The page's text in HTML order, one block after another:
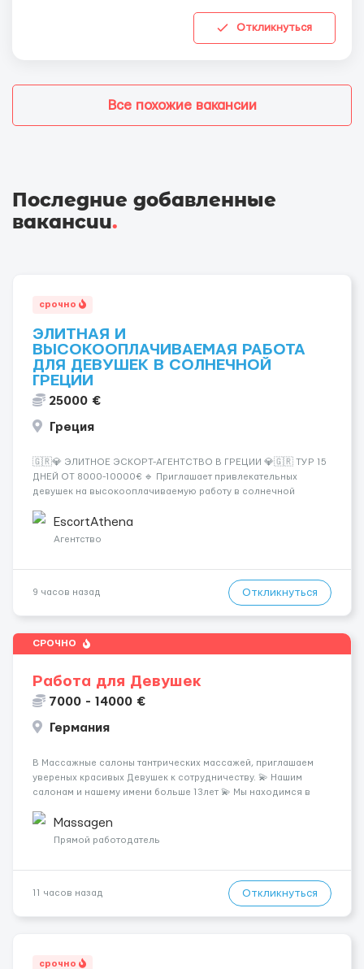
Откликнуться
Все похожие вакансии
Последние добавленные
вакансии.
срочно
ЭЛИТНАЯ И
ВЫСОКООПЛАЧИВАЕМАЯ РАБОТА
ДЛЯ ДЕВУШЕК В СОЛНЕЧНОЙ
ГРЕЦИИ
25000 €
Греция
🇬🇷💎 ЭЛИТНОЕ ЭСКОРТ-АГЕНТСТВО В ГРЕЦИИ 💎🇬🇷 ТУР 15
ДНЕЙ ОТ 8000-10000€ 🔹 Приглашает привлекательных
девушек на высокооплачиваемую работу в солнечной
хорошие деньги 💶 — это предложение для тебя! 🔹
Требования: ✔️ Возраст от ...
EscortAthena
Агентство
9 часов назад Откликнуться
СРОЧНО
Работа для Девушек
7000 - 14000 €
Германия
В Массажные салоны тантрических массажей, приглашаем
увереных красивых Девушек к сотрудничеству. 💫 Нашим
салонам и нашему имени больше 13лет 💫 Мы находимся в
заработная плата 💚Мы гарантируем Наличие работы. Поток 💝
incall / Out...
Massagen
Прямой работодатель
11 часов назад Откликнуться
срочно